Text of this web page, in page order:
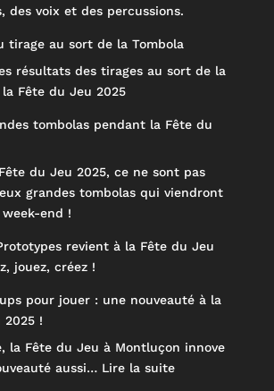
des voix et des percussions.
tirage au sort de la Tombola
résultats des tirages au sort de la
Fête du Jeu 2025
tombolas pendant la Fête du
du Jeu 2025, ce ne sont pas
grandes tombolas qui viendront
end !
revient à la Fête du Jeu
jouez, créez !
pour jouer : une nouveauté à la
2025 !
la Fête du Jeu à Montluçon innove
aussi… Lire la suite: